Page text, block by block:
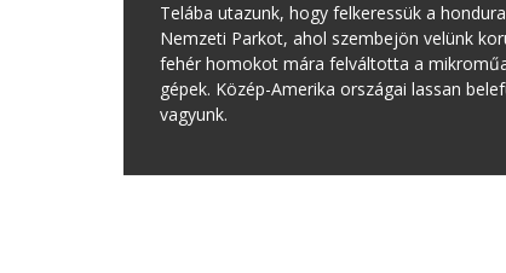
Telába utazunk, hogy felkeressük a
Nemzeti Parkot, ahol szembejön velünk
fehér homokot mára felváltotta a
gépek. Közép-Amerika országai lassan
vagyunk.